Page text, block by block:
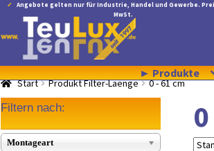
Angebote gelten nur für Industrie, Handel und Gewerbe.
MwSt.
Navigation
springen
Inhalt
springen
► Produkte
Start Produkt Filter-Laenge 0 - 61 cm
Filtern nach:
Montageart